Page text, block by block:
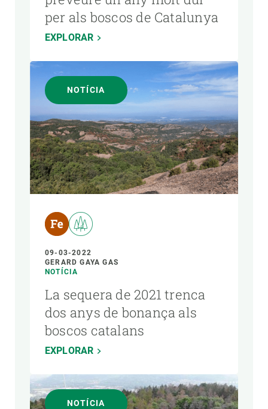
per als boscos de Catalunya
EXPLORAR
NOTÍCIA
09-03-2022
GERARD GAYA GAS
NOTÍCIA
La sequera de 2021 trenca
dos anys de bonança als
boscos catalans
EXPLORAR
NOTÍCIA